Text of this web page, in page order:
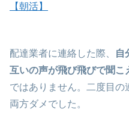
【朝活】
配達業者に連絡した際、
自
互いの声が飛び飛びで聞こ
ではありません。二度目の
両方ダメでした。